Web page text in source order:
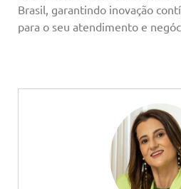
Brasil, garantindo inovação
para o seu atendimento e